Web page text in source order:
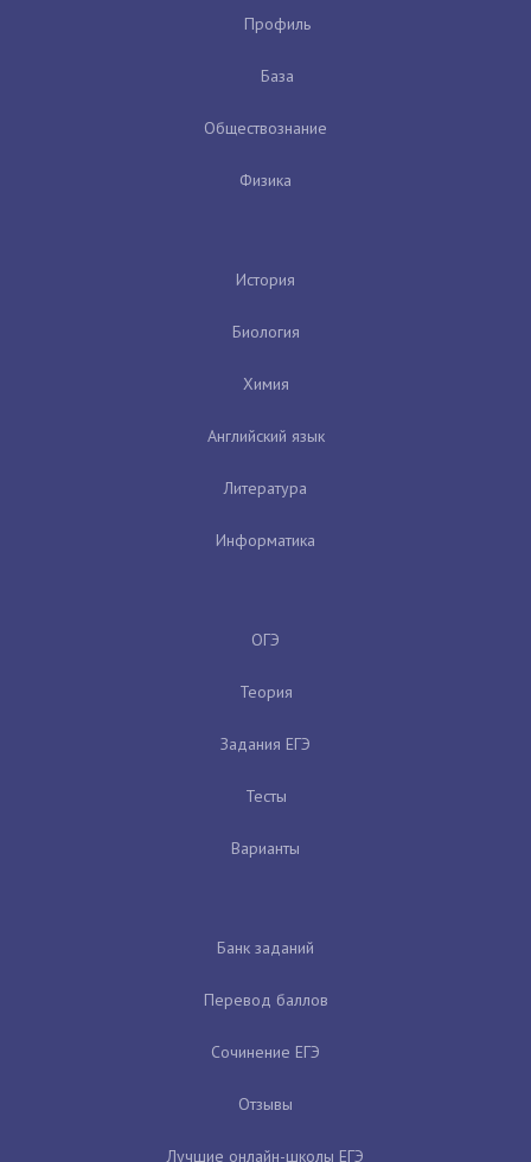
Профиль
База
Обществознание
Физика
История
Биология
Химия
Английский язык
Литература
Информатика
ОГЭ
Теория
Задания ЕГЭ
Тесты
Варианты
Банк заданий
Перевод баллов
Сочинение ЕГЭ
Отзывы
Лучшие онлайн-школы ЕГЭ